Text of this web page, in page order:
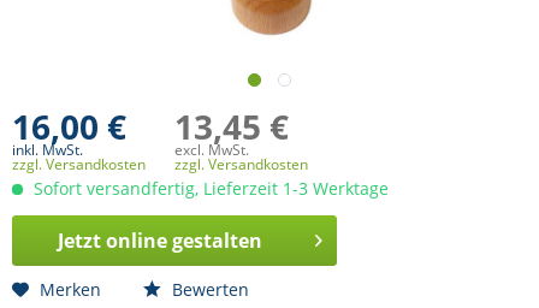
16,00 €
inkl. MwSt.
zzgl. Versandkosten
13,45 €
excl. MwSt.
zzgl. Versandkosten
Sofort versandfertig, Lieferzeit 1-3 Werktage
Jetzt online gestalten
Merken Bewerten